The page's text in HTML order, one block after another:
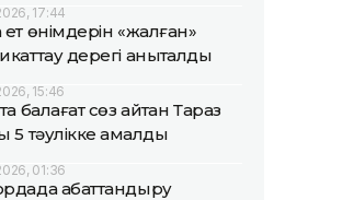
17:44
өнімдерін «жалған»
дерегі анықталды
15:46
балағат сөз айтқан Тараз
5 тәулікке қамалды
01:36
абаттандыру